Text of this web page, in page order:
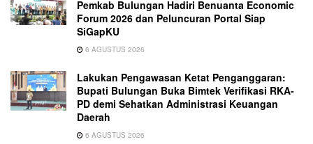
Pemkab Bulungan Hadiri Benuanta Economic
Forum 2026 dan Peluncuran Portal Siap
SiGapKU
6 AGUSTUS 2026
Lakukan Pengawasan Ketat Penganggaran:
Bupati Bulungan Buka Bimtek Verifikasi RKA-
PD demi Sehatkan Administrasi Keuangan
Daerah
6 AGUSTUS 2026